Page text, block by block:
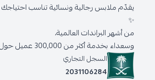
يقدّم ملابس رجالية ونسائية تناسب
✨
من أشهر البراندات العالمية،
وسعداء بخدمة أكثر من 300,000 عميل حول المملكة.
السجل التجاري
2031106284